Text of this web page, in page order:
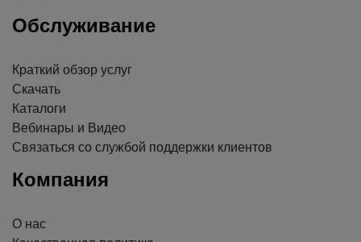
Обслуживание
Краткий обзор услуг
Скачать
Каталоги
Вебинары и Видео
Связаться со службой поддержки клиентов
Компания
О нас